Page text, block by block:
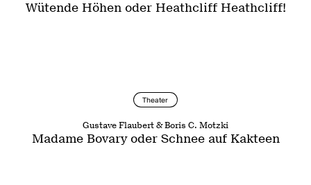
Wütende Höhen oder Heathcliff Heathcliff!
Theater
Gustave Flaubert & Boris C. Motzki
Madame Bovary oder Schnee auf Kakteen